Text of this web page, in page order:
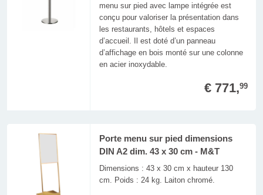
menu sur pied avec lampe intégrée est
conçu pour valoriser la présentation dans
les restaurants, hôtels et espaces
d’accueil. Il est doté d’un panneau
d’affichage en bois monté sur une colonne
en acier inoxydable.
€ 771,99
Porte menu sur pied dimensions
DIN A2 dim. 43 x 30 cm - M&T
Dimensions : 43 x 30 cm x hauteur 130
cm. Poids : 24 kg. Laiton chromé.